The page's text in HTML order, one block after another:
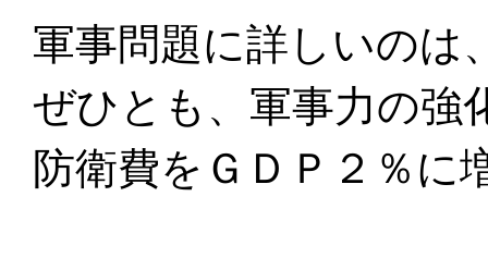
軍事問題に詳しいのは
ぜひとも、軍事力の強
防衛費をＧＤＰ２％に